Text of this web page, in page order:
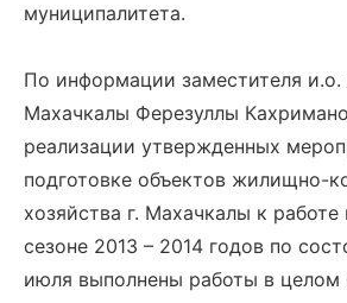
муниципалитета.
По информации заместителя и.о.
Махачкалы Ферезуллы
реализации утвержденных
подготовке объектов жилищно-
хозяйства г. Махачкалы к
сезоне 2013 – 2014 годов по
июля выполнены работы в целом